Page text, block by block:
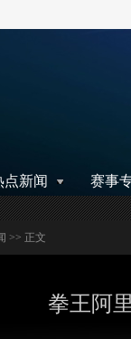
点新闻 赛事
>> 正文
拳王阿